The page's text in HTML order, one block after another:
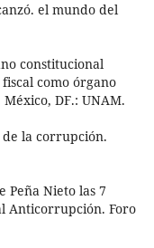
el mundo del
constitucional
como órgano
DF.: UNAM.
de la corrupción.
Peña Nieto las 7
Anticorrupción. Foro